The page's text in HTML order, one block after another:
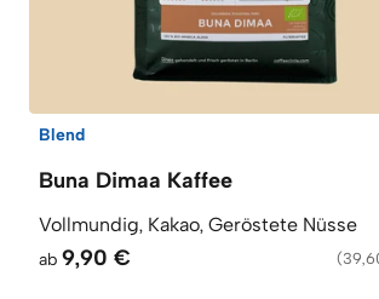
Blend
Buna Dimaa Kaffee
Vollmundig, Kakao, Geröstete Nüsse
ab 9,90 € (